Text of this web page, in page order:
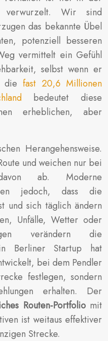
verwurzelt. Wir sind
das bekannte Übel
potenziell besseren
vermittelt ein Gefühl
selbst wenn er
diefast 20,6 Millionen
bedeutet diese
erheblichen, aber
Herangehensweise.
und weichen nur bei
ab. Moderne
jedoch, dass die
und sich täglich ändern
Unfälle, Wetter oder
verändern die
Berliner Startup hat
bei dem Pendler
festlegen, sondern
erhalten. Der
Routen-Portfoliomit
ist weitaus effektiver
Strecke.